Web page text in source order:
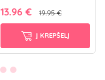
13.96 € 19.95 €
Į KREPŠELĮ